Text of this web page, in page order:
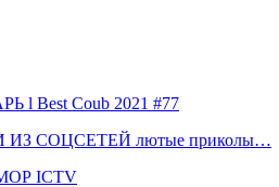
Coub 2021 #77
СОЦСЕТЕЙ лютые приколы…
ICTV